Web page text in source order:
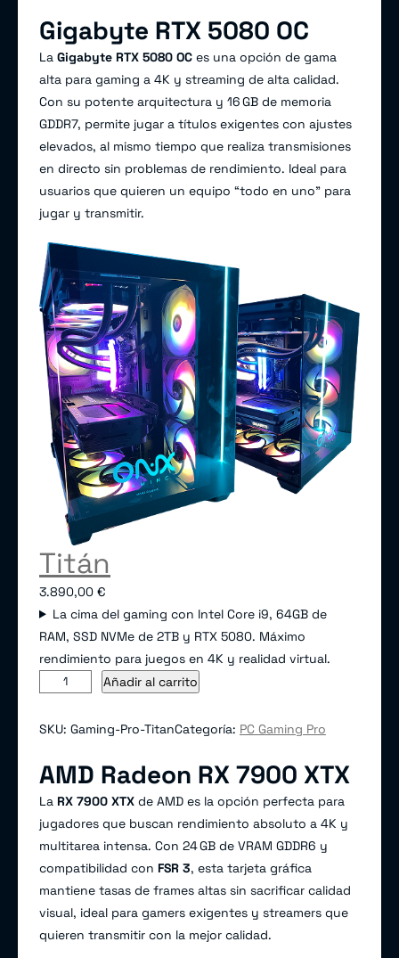
Gigabyte RTX 5080 OC
La Gigabyte RTX 5080 OC es una opción de gama
alta para gaming a 4K y streaming de alta calidad.
Con su potente arquitectura y 16 GB de memoria
GDDR7, permite jugar a títulos exigentes con ajustes
elevados, al mismo tiempo que realiza transmisiones
en directo sin problemas de rendimiento. Ideal para
usuarios que quieren un equipo “todo en uno” para
jugar y transmitir.
Titán
3.890,00 €
La cima del gaming con Intel Core i9, 64GB de
RAM, SSD NVMe de 2TB y RTX 5080. Máximo
rendimiento para juegos en 4K y realidad virtual.
t
n
n
d
Añadir al carrito
t
r
SKU: Gaming-Pro-TitanCategoría: PC Gaming Pro
AMD Radeon RX 7900 XTX
La RX 7900 XTX de AMD es la opción perfecta para
jugadores que buscan rendimiento absoluto a 4K y
multitarea intensa. Con 24 GB de VRAM GDDR6 y
compatibilidad con FSR 3, esta tarjeta gráfica
mantiene tasas de frames altas sin sacrificar calidad
visual, ideal para gamers exigentes y streamers que
quieren transmitir con la mejor calidad.